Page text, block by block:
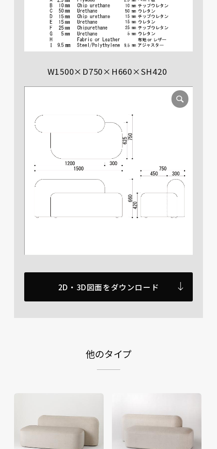
W1500×D750×H660×SH420
2D・3D図面をダウンロード
他のタイプ